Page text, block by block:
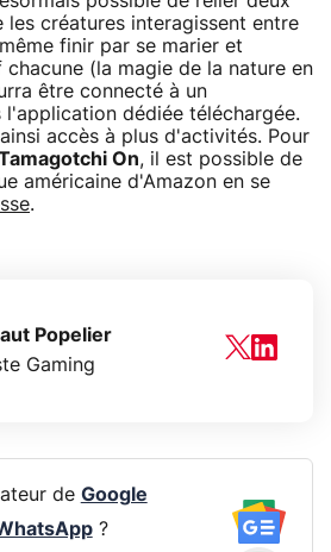
les créatures interagissent entre
finir par se marier et
(la magie de la nature en
être connecté à un
l'application dédiée téléchargée.
accès à plus d'activités. Pour
On, il est possible de
américaine d'Amazon en se
.
Popelier
Gaming
de Google
?